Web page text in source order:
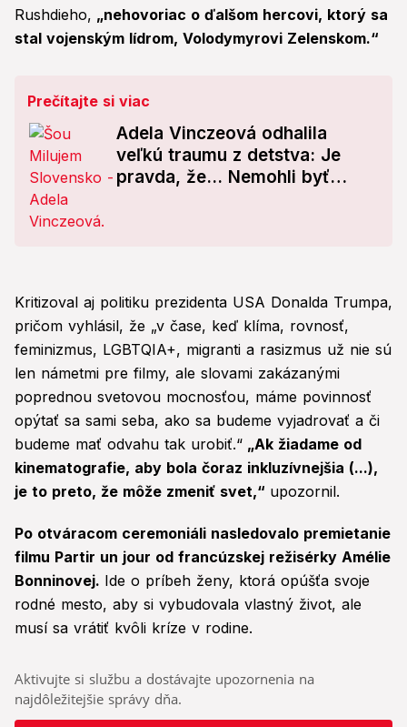
Rushdieho, „nehovoriac o ďalšom hercovi, ktorý sa
stal vojenským lídrom, Volodymyrovi Zelenskom.“
Prečítajte si viac
Adela Vinczeová odhalila
veľkú traumu z detstva: Je
pravda, že... Nemohli byť
Kritizoval aj politiku prezidenta USA Donalda Trumpa,
pričom vyhlásil, že „v čase, keď klíma, rovnosť,
feminizmus, LGBTQIA+, migranti a rasizmus už nie sú
len námetmi pre filmy, ale slovami zakázanými
poprednou svetovou mocnosťou, máme povinnosť
opýtať sa sami seba, ako sa budeme vyjadrovať a či
budeme mať odvahu tak urobiť.“ „Ak žiadame od
kinematografie, aby bola čoraz inkluzívnejšia (...),
je to preto, že môže zmeniť svet,“ upozornil.
Po otváracom ceremoniáli nasledovalo premietanie
filmu Partir un jour od francúzskej režisérky Amélie
Bonninovej. Ide o príbeh ženy, ktorá opúšťa svoje
rodné mesto, aby si vybudovala vlastný život, ale
musí sa vrátiť kvôli kríze v rodine.
Aktivujte si službu a dostávajte upozornenia na
najdôležitejšie správy dňa.